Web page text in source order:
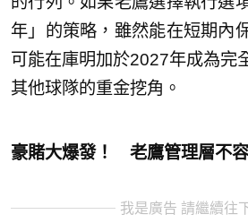
年」的策略，雖然能在短期內
可能在庫明加於2027年成為完
其他球隊的重金挖角。
豪賭大爆發！ 老鷹管理層不
我是廣告 請繼續往